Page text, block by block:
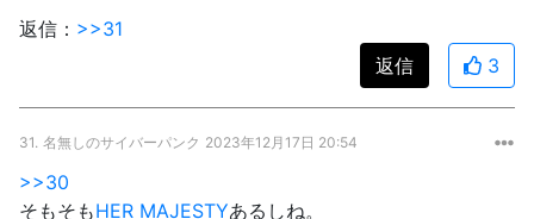
返信： >>31
返信
3
31. 名無しのサイバーパンク 2023年12月17日 20:54
>>30
そもそもHER MAJESTYあるしね。